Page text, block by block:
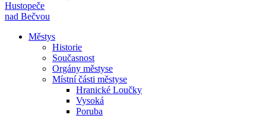
Hustopeče
nad Bečvou
Městys
Historie
Současnost
Orgány městyse
Místní části městyse
Hranické Loučky
Vysoká
Poruba